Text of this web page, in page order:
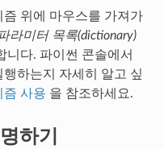
위에 마우스를 가져가
라미터 목록(dictionary)
니다. 파이썬 콘솔에서
하는지 자세히 알고 싶
즘 사용 을 참조하세요.
하기